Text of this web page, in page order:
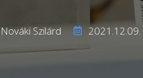
Nováki Szilárd 2021.12.09.